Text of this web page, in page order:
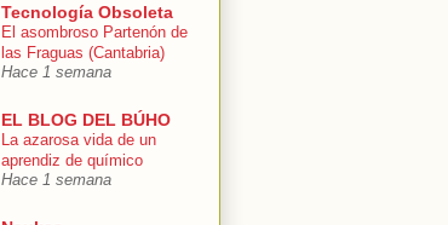
Tecnología Obsoleta
El asombroso Partenón de
las Fraguas (Cantabria)
Hace 1 semana
EL BLOG DEL BÚHO
La azarosa vida de un
aprendiz de químico
Hace 1 semana